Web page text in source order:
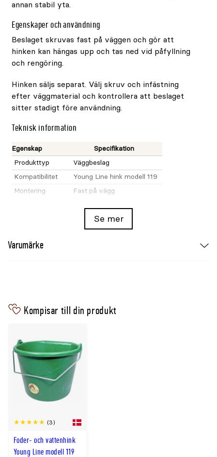
annan stabil yta.
Egenskaper och användning
Beslaget skruvas fast på väggen och gör att
hinken kan hängas upp och tas ned vid påfyllning
och rengöring.
Hinken säljs separat. Välj skruv och infästning
efter väggmaterial och kontrollera att beslaget
sitter stadigt före användning.
Teknisk information
Egenskap
Specifikation
Produkttyp
Väggbeslag
Kompatibilitet
Young Line hink modell 119
Montering
Fast på vägg
Väljs efter underlag
Se även
Se mer
Varumärke
Kompisar till din produkt
Foder- och vattenhink
Young Line modell 119
(3)